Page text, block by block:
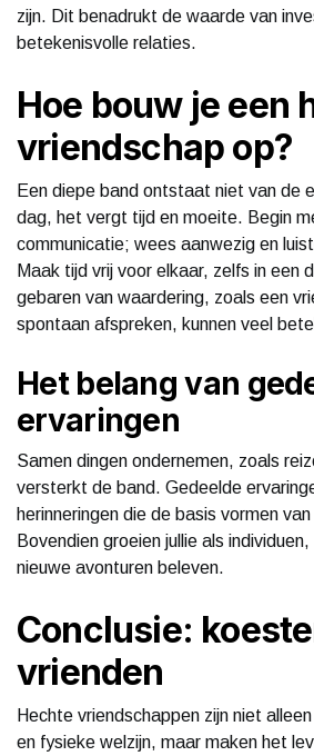
zijn. Dit benadrukt de waarde van
betekenisvolle relaties.
Hoe bouw je een
vriendschap op?
Een diepe band ontstaat niet van de
dag, het vergt tijd en moeite. Begin
communicatie; wees aanwezig en
Maak tijd vrij voor elkaar, zelfs in een
gebaren van waardering, zoals een
spontaan afspreken, kunnen veel
Het belang van
ervaringen
Samen dingen ondernemen, zoals
versterkt de band. Gedeelde
herinneringen die de basis vormen
Bovendien groeien jullie als
nieuwe avonturen beleven.
Conclusie:
vrienden
Hechte vriendschappen zijn niet
en fysieke welzijn, maar maken het